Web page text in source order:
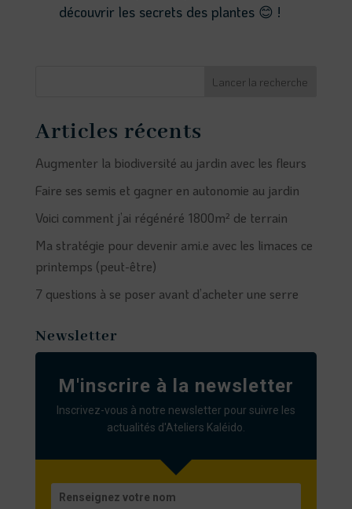
découvrir les secrets des plantes 😊 !
Lancer la recherche
Articles récents
Augmenter la biodiversité au jardin avec les fleurs
Faire ses semis et gagner en autonomie au jardin
Voici comment j’ai régénéré 1800m² de terrain
Ma stratégie pour devenir ami.e avec les limaces ce
printemps (peut-être)
7 questions à se poser avant d’acheter une serre
Newsletter
M'inscrire à la newsletter
Inscrivez-vous à notre newsletter pour suivre les
actualités d'Ateliers Kaléido.